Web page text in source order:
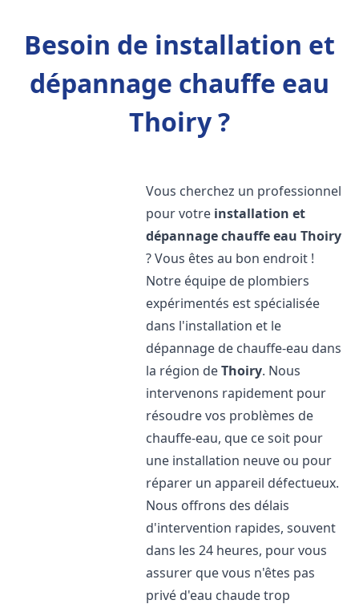
Besoin de installation et
dépannage chauffe eau
Thoiry ?
Vous cherchez un professionnel
pour votre installation et
dépannage chauffe eau Thoiry
? Vous êtes au bon endroit !
Notre équipe de plombiers
expérimentés est spécialisée
dans l'installation et le
dépannage de chauffe-eau dans
la région deThoiry. Nous
intervenons rapidement pour
résoudre vos problèmes de
chauffe-eau, que ce soit pour
une installation neuve ou pour
réparer un appareil défectueux.
Nous offrons des délais
d'intervention rapides, souvent
dans les 24 heures, pour vous
assurer que vous n'êtes pas
privé d'eau chaude trop